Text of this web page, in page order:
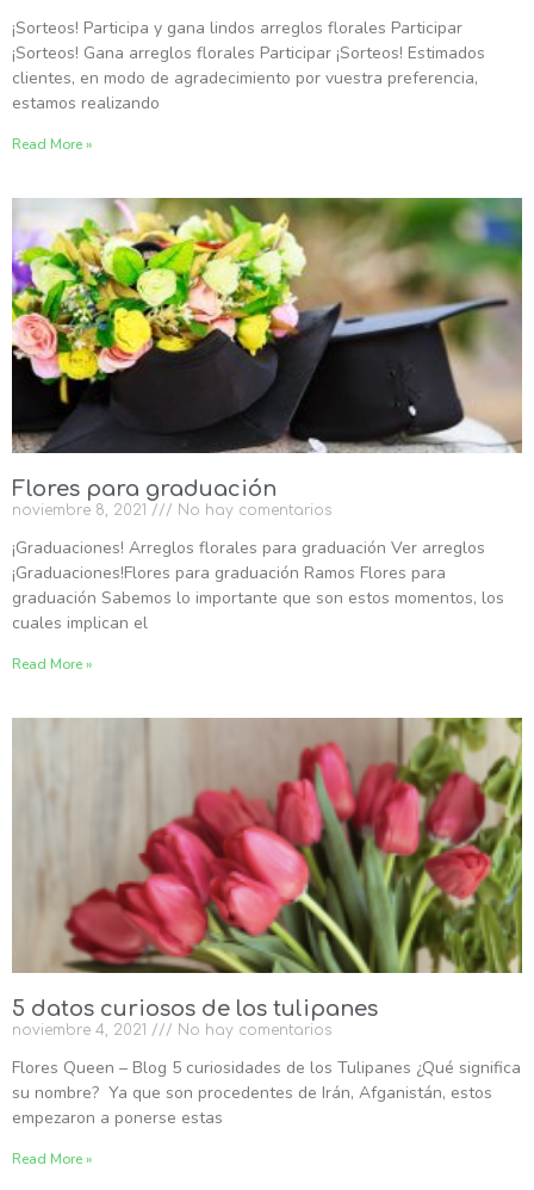
¡Sorteos! Participa y gana lindos arreglos florales Participar
¡Sorteos! Gana arreglos florales Participar ¡Sorteos! Estimados
clientes, en modo de agradecimiento por vuestra preferencia,
estamos realizando
Read More »
Flores para graduación
noviembre 8, 2021 No hay comentarios
¡Graduaciones! Arreglos florales para graduación Ver arreglos
¡Graduaciones!Flores para graduación Ramos Flores para
graduación Sabemos lo importante que son estos momentos, los
cuales implican el
Read More »
5 datos curiosos de los tulipanes
noviembre 4, 2021 No hay comentarios
Flores Queen – Blog 5 curiosidades de los Tulipanes ¿Qué significa
su nombre? Ya que son procedentes de Irán, Afganistán, estos
empezaron a ponerse estas
Read More »